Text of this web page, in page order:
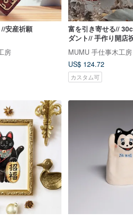
安産祈願
房
富を引き寄せる//
ダント// 手作り開店
を安全にお届け
MUMU 手仕事木工房
US$ 124.72
カスタム可